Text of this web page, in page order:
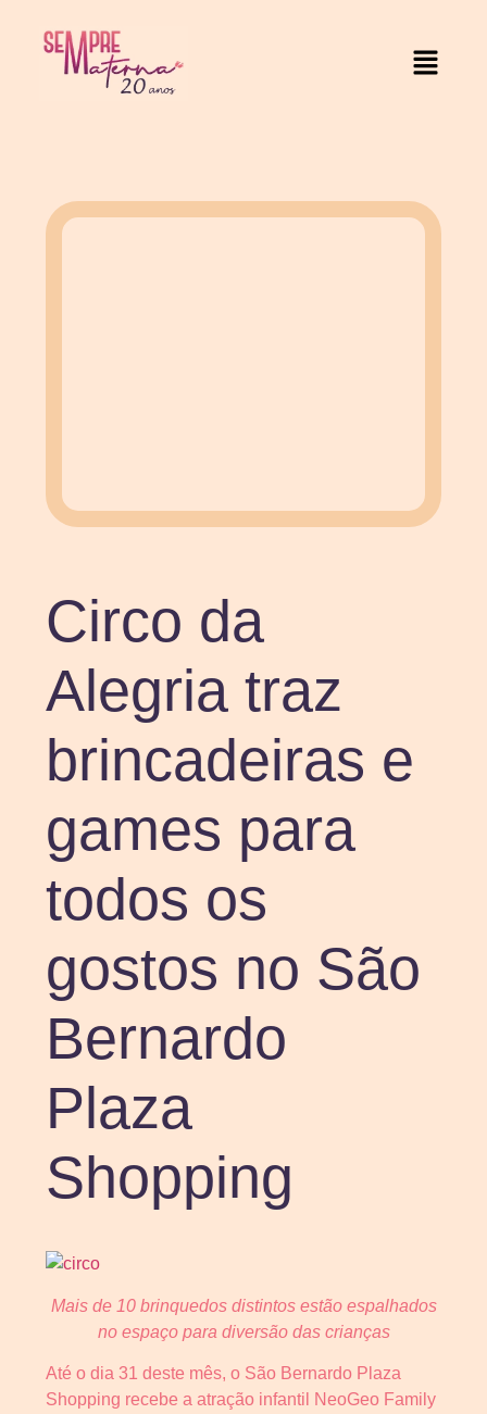
Circo da
Alegria traz
brincadeiras e
games para
todos os
gostos no São
Bernardo
Plaza
Shopping
Mais de 10 brinquedos distintos estão espalhados
no espaço para diversão das crianças
Até o dia 31 deste mês, o São Bernardo Plaza
Shopping recebe a atração infantil NeoGeo Family